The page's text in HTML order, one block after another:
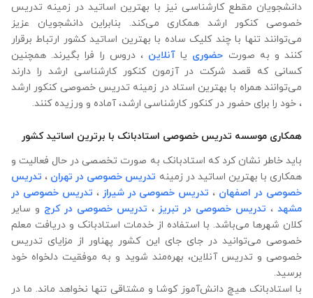
دانشجویان مقطع کارشناسی نیز با بهترین اساتید در زمینه تدریس
خصوصی کنکور ارشد همکاری می‌کند. بنابراین دانشجویان عزیز
می‌توانند تنها با چند کلیک ساده با بهترین اساتید کشور ارتباط برقرار
کنند و به صورت حضوری یا آنلاین ، دروس را فرا بگیرند. همچنین
کسانی که قصد شرکت در آزمون کنکور کارشناسی ارشد را دارند
می‌توانند همراه با بهترین استاد در زمینه تدریس خصوصی کنکور ارشد
، خود را برای حضور در کنکور کارشناسی ارشد، آماده و ورزیده کنند.
همکاری موسسه تدریس خصوصی استادبانک با برترین اساتید کشور
باید خاطر نشان کرد که استادبانک به صورت تخصصی در حال فعالیت و
همکاری با بهترین اساتید در زمینه تدریس خصوصی در تهران ، تدریس
خصوصی در اصفهان ، تدریس خصوصی در شیراز، تدریس خصوصی در
مشهد ، تدریس خصوصی در تبریز ، تدریس خصوصی در کرج و سایر
کلان شهرها می‌باشد. با استفاده از خدمات استادبانک و دریافت معلم
خصوصی می‌توانید در جای جای این کشور پهناور از مزایای تدریس
خصوصی و تدریس آنلاین، بهره‌مند شوید و به موفقیت دلخواه خود
برسید.
با استادبانک هیچ دانش‌آموز کوشا و مشتاقی تنها نخواهد ماند. ما در